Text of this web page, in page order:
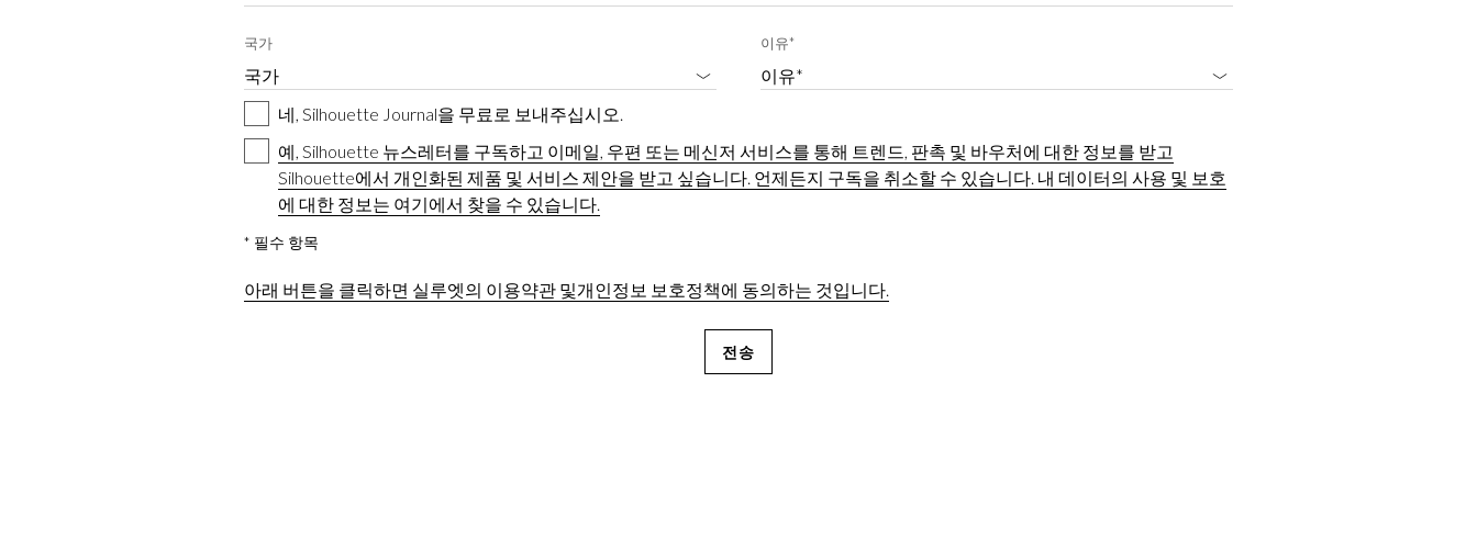
국가 이유*
네, Silhouette Journal을 무료로 보내주십시오.
예, Silhouette 뉴스레터를 구독하고 이메일, 우편 또는 메신저 서비스를 통해 트렌드, 판촉 및 바우처에 대한 정보를 받고
Silhouette에서 개인화된 제품 및 서비스 제안을 받고 싶습니다. 언제든지 구독을 취소할 수 있습니다. 내 데이터의 사용 및 보호
에 대한 정보는 여기에서 찾을 수 있습니다.
* 필수 항목
아래 버튼을 클릭하면 실루엣의 이용약관 및개인정보 보호정책에 동의하는 것입니다.